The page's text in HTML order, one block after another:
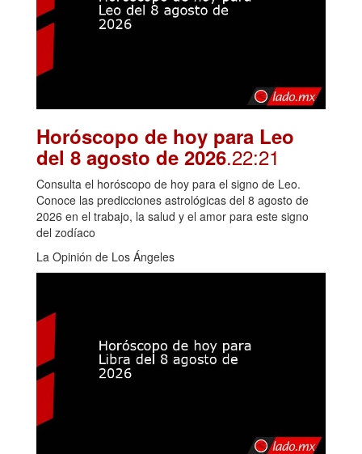
Horóscopo de hoy para Leo
del 8 agosto de 2026.22:21
Consulta el horóscopo de hoy para el signo de Leo.
Conoce las predicciones astrológicas del 8 agosto de
2026 en el trabajo, la salud y el amor para este signo
del zodíaco
La Opinión de Los Ángeles